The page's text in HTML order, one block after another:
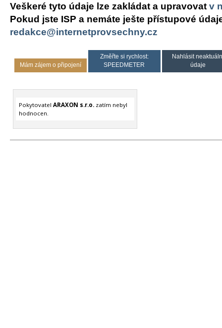
Veškeré tyto údaje lze zakládat a upravovat v
Pokud jste ISP a nemáte ješte přístupové
redakce@internetprovsechny.cz
Mám zájem o připojení
Změřte si rychlost:
SPEEDMETER
Nahlásit
údaje
Pokytovatel ARAXON s.r.o.zatím nebyl
hodnocen.